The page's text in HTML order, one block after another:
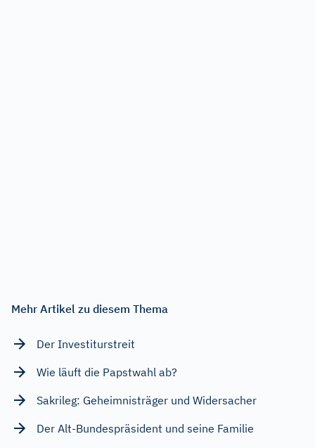
Mehr Artikel zu diesem Thema
Der Investiturstreit
Wie läuft die Papstwahl ab?
Sakrileg: Geheimnisträger und Widersacher
Der Alt-Bundespräsident und seine Familie